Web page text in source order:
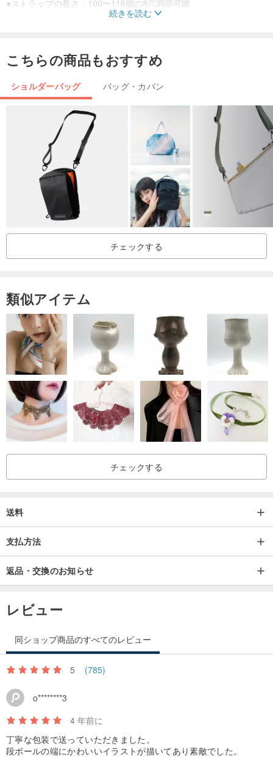
●ストラップの長さ：100〜116個の8穴調節可能
1941年に誕生したブランドCOACHは、女性の消費者の大多数に愛
されています。COACH製品は、伝統的な手作業で仕上げられたプロ
セスに準拠しています。革は慎重に選択され、加工されています。
今でもCOACHにはマルチマテリアルバッグもありますが、クラシッ
クなバッグです
伝統的な手染めの革製バッグは今でも時代を超えた製品です。
これらの1980年代のコーチ、シンプルなレトロでありながらスタイ
リッシュなブラウンとブラック、大きなロゴなし、ミニマリストで
エレガントなデザイン、そのような魅力的なアンティークバッグ
は、間違いなく衣装の品質を大幅に向上させることができます。
コンピュータの画面に若干の色の違いがあるため、製品はすべて本
ポストプロダクションのレタッチ画面が標準に調整されました。購
入前に質問してください。
詳しく返信させていただきます。
ストア内の製品はすべて10年（上記）の古い製品、または10年（上
記）の在庫のある新製品です。
長年の使用や保管の後、時折時間の痕跡があり、それを受け入れる
ことができない人はそれを購入するべきではありません
完璧主義者は下書きしないでくださいありがとう
続きを読む
こちらの商品もおすすめ
ショルダーバッグ バッグ・カバン
チェックする
類似アイテム
チェックする
送料
支払方法
返品・交換のお知らせ
レビュー
同ショップ商品のすべてのレビュー
5 (785)
o********3
4 年前に
丁寧な包装で送っていただきました。
段ボールの端にかわいいイラストが描いてあり素敵でした。